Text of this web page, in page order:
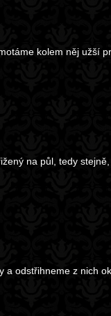
kolem něj užší
na půl, tedy
a odstřihneme z nich